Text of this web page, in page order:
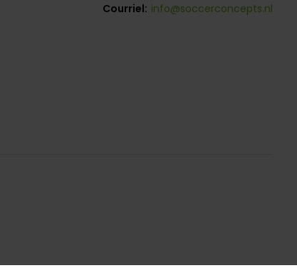
Courriel: info@soccerconcepts.nl